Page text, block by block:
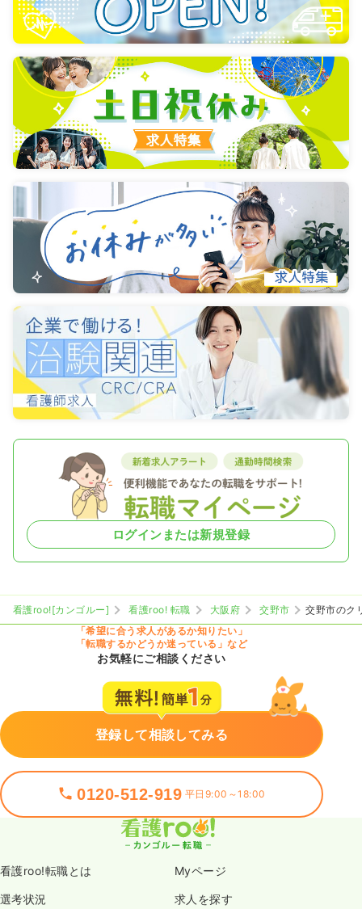
ログインまたは新規登録
看護roo![カンゴルー] 看護roo! 転職 大阪府 交野市
交野市のク
「希望に合う求人があるか知りたい」
「転職するかどうか迷っている」など
お気軽にご相談ください
登録して相談してみる
0120-512-919 平日9:00～18:00
看護roo!転職とは Myページ
選考状況 求人を探す